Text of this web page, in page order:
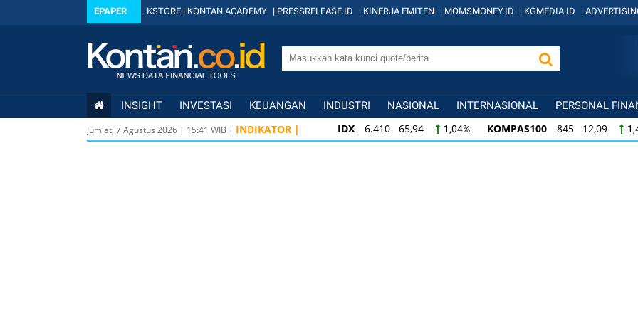
EPAPER KSTORE | KONTAN ACADEMY | PRESSRELEASE.ID | KINERJA EMITEN | MOMSMONEY.ID | KGMEDIA.ID |
INSIGHT INVESTASI KEUANGAN INDUSTRI NASIONAL INTERNASIONAL PERSONAL
Jum'at, 7 Agustus 2026 | 15:41 WIB | INDIKATOR | IDX 6.410 65,94 1,04% KOMPAS100 845 12,09
KOMPAS100
845 12,09 1,45% LQ45 640 9,44